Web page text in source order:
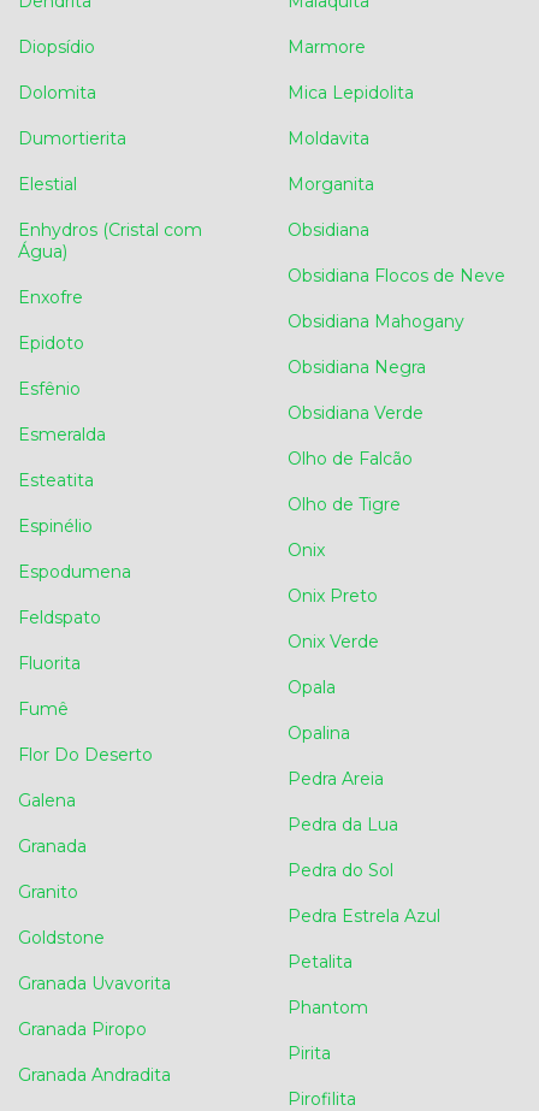
Diopsídio
Dolomita
Dumortierita
Elestial
Enhydros (Cristal com
Água)
Enxofre
Epidoto
Esfênio
Esmeralda
Esteatita
Espinélio
Espodumena
Feldspato
Fluorita
Fumê
Flor Do Deserto
Galena
Granada
Granito
Goldstone
Granada Uvavorita
Granada Piropo
Granada Andradita
Marmore
Mica Lepidolita
Moldavita
Morganita
Obsidiana
Obsidiana Flocos de Neve
Obsidiana Mahogany
Obsidiana Negra
Obsidiana Verde
Olho de Falcão
Olho de Tigre
Onix
Onix Preto
Onix Verde
Opala
Opalina
Pedra Areia
Pedra da Lua
Pedra do Sol
Pedra Estrela Azul
Petalita
Phantom
Pirita
Pirofilita